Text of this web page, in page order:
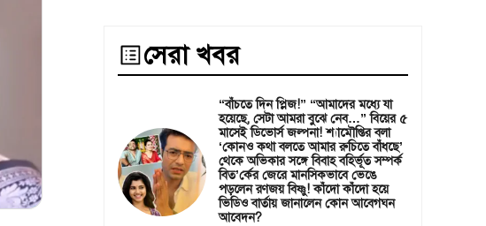
সেরা খবর
“বাঁচতে দিন প্লিজ!” “আমাদের মধ্যে যা
হয়েছে, সেটা আমরা বুঝে নেব…” বিয়ের ৫
মাসেই ডিভোর্স জল্পনা! শ্যামৌপ্তির বলা
‘কোনও কথা বলতে আমার রুচিতে বাঁধছে’
থেকে অভিকার সঙ্গে বিবাহ বহির্ভূত সম্পর্ক
বিত’র্কের জেরে মানসিকভাবে ভেঙে
পড়লেন রণজয় বিষ্ণু! কাঁদো কাঁদো হয়ে
ভিডিও বার্তায় জানালেন কোন আবেগঘন
আবেদন?